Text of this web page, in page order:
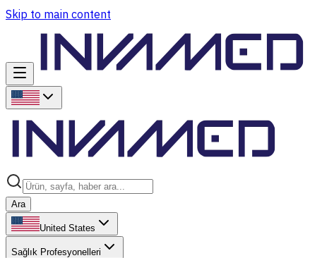
Skip to main content
Ara
United States
Sağlık Profesyonelleri